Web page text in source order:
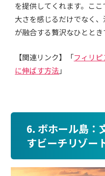
を提供してくれます。こ
大さを感じるだけでなく
が融合する贅沢なひととき
【関連リンク】「フィリ
に伸ばす方法」
6. ボホール島：
すビーチリゾー